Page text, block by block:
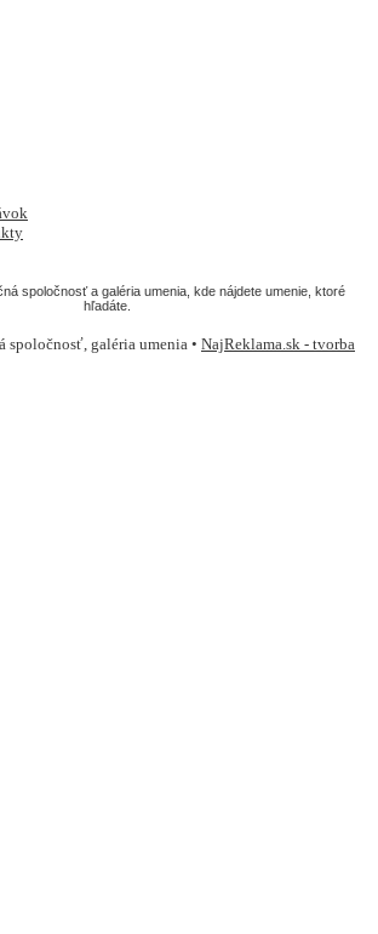
spoločnosť a galéria umenia, kde nájdete umenie, ktoré
hľadáte.
galéria umenia • NajReklama.sk - tvorba